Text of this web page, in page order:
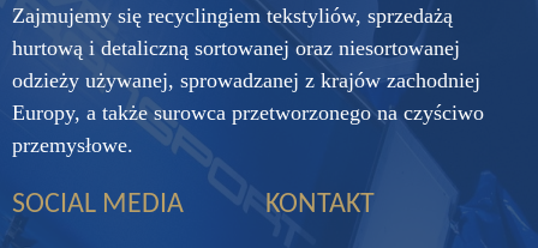
Zajmujemy się recyclingiem tekstyliów, sprzedażą
hurtową i detaliczną sortowanej oraz niesortowanej
odzieży używanej, sprowadzanej z krajów zachodniej
Europy, a także surowca przetworzonego na czyściwo
przemysłowe.
SOCIAL MEDIA KONTAKT